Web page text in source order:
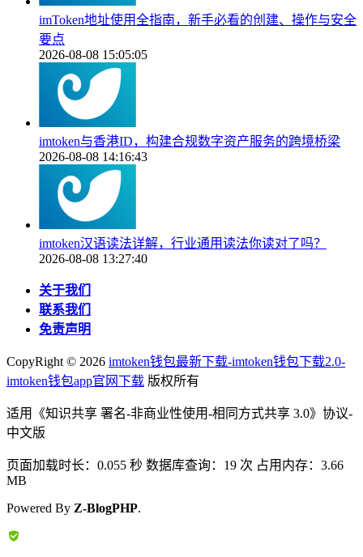
imToken地址使用全指南，新手必看的创建、操作与安全
要点
2026-08-08 15:05:05
imtoken与香港ID，构建合规数字资产服务的跨境桥梁
2026-08-08 14:16:43
imtoken汉语读法详解，行业通用读法你读对了吗？
2026-08-08 13:27:40
关于我们
联系我们
免责声明
CopyRight © 2026 imtoken钱包最新下载-imtoken钱包下载2.0-
imtoken钱包app官网下载 版权所有
适用《知识共享 署名-非商业性使用-相同方式共享 3.0》协议-
中文版
页面加载时长：0.055 秒 数据库查询：19 次 占用内存：3.66
MB
Powered By Z-BlogPHP.